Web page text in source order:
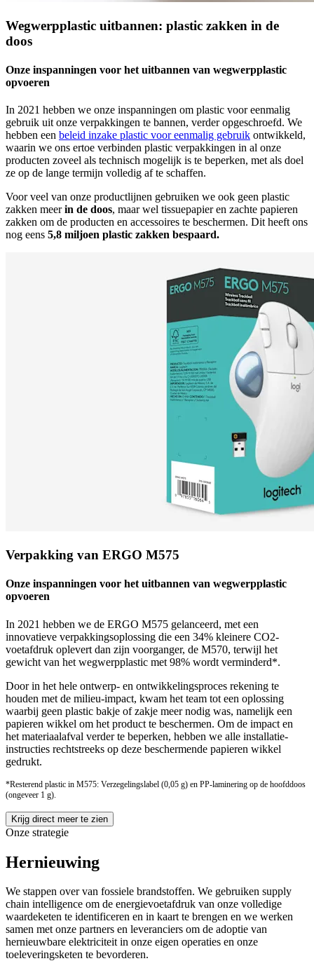
Wegwerpplastic uitbannen: plastic zakken in de
doos
Onze inspanningen voor het uitbannen van wegwerpplastic
opvoeren
In 2021 hebben we onze inspanningen om plastic voor eenmalig
gebruik uit onze verpakkingen te bannen, verder opgeschroefd. We
hebben een beleid inzake plastic voor eenmalig gebruik ontwikkeld,
waarin we ons ertoe verbinden plastic verpakkingen in al onze
producten zoveel als technisch mogelijk is te beperken, met als doel
ze op de lange termijn volledig af te schaffen.
Voor veel van onze productlijnen gebruiken we ook geen plastic
zakken meerin de doos, maar wel tissuepapier en zachte papieren
zakken om de producten en accessoires te beschermen. Dit heeft ons
nog eens 5,8 miljoen plastic zakken bespaard.
Verpakking van ERGO M575
Onze inspanningen voor het uitbannen van wegwerpplastic
opvoeren
In 2021 hebben we de ERGO M575 gelanceerd, met een
innovatieve verpakkingsoplossing die een 34% kleinere CO2-
voetafdruk oplevert dan zijn voorganger, de M570, terwijl het
gewicht van het wegwerpplastic met 98% wordt verminderd*.
Door in het hele ontwerp- en ontwikkelingsproces rekening te
houden met de milieu-impact, kwam het team tot een oplossing
waarbij geen plastic bakje of zakje meer nodig was, namelijk een
papieren wikkel om het product te beschermen. Om de impact en
het materiaalafval verder te beperken, hebben we alle installatie-
instructies rechtstreeks op deze beschermende papieren wikkel
gedrukt.
*Resterend plastic in M575: Verzegelingslabel (0,05 g) en PP-laminering op de hoofddoos
(ongeveer 1 g).
Krijg direct meer te zien
Onze strategie
Hernieuwing
We stappen over van fossiele brandstoffen. We gebruiken supply
chain intelligence om de energievoetafdruk van onze volledige
waardeketen te identificeren en in kaart te brengen en we werken
samen met onze partners en leveranciers om de adoptie van
hernieuwbare elektriciteit in onze eigen operaties en onze
toeleveringsketen te bevorderen.